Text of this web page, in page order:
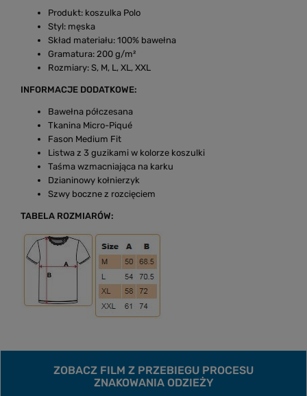
Produkt: koszulka Polo
Styl: męska
Skład materiału: 100% bawełna
Gramatura: 200 g/m²
Rozmiary: S, M, L, XL, XXL
INFORMACJE DODATKOWE:
Bawełna półczesana
Tkanina Micro-Piqué
Fason Medium Fit
Listwa z 3 guzikami w kolorze koszulki
Taśma wzmacniająca na karku
Dzianinowy kołnierzyk
Szwy boczne z rozcięciem
TABELA ROZMIARÓW:
ZOBACZ FILM Z PRZEBIEGU PROCESU
ZNAKOWANIA ODZIEŻY